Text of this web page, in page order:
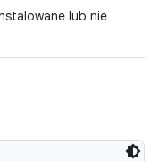
lub nie